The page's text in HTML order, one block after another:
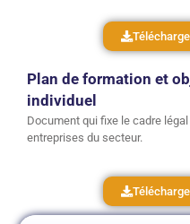
Plan de formation et
individuel
Document qui fixe le cadre
entreprises du secteur.